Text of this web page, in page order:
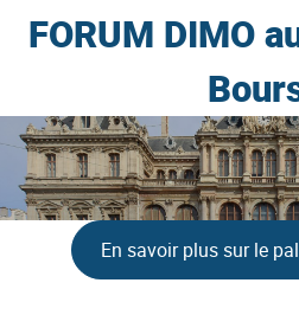
FORUM DIMO
En savoir plus sur le